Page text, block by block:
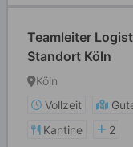
Teamleiter
Standort Köln
Köln
Vollzeit
Kantine
2